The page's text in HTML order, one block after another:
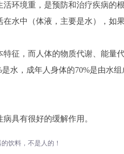
活环境重，是预防和治疗疾病的
在水中（体液，主要是水），如
特征，而人体的物质代谢、能量
水，成年人身体的70%是由水
病具有很好的缓解作用。
饮料，不是人的！